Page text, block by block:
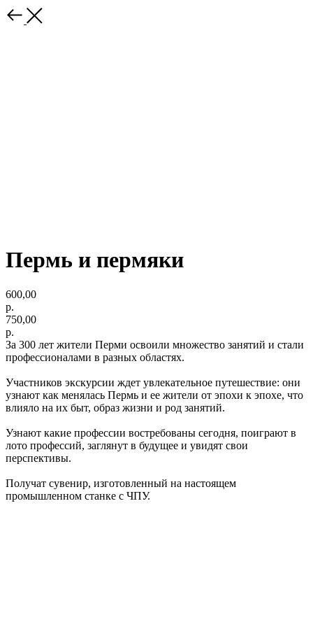
Пермь и пермяки
600,00
р.
750,00
р.
За 300 лет жители Перми освоили множество занятий и стали
профессионалами в разных областях.
Участников экскурсии ждет увлекательное путешествие: они
узнают как менялась Пермь и ее жители от эпохи к эпохе, что
влияло на их быт, образ жизни и род занятий.
Узнают какие профессии востребованы сегодня, поиграют в
лото профессий, заглянут в будущее и увидят свои
перспективы.
Получат сувенир, изготовленный на настоящем
промышленном станке с ЧПУ.